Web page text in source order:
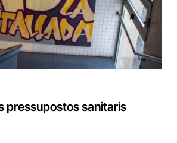
pressupostos sanitaris